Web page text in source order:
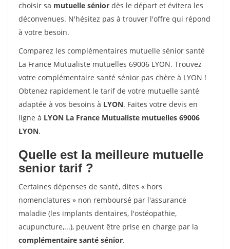
choisir sa mutuelle sénior dès le départ et évitera les
déconvenues. N'hésitez pas à trouver l'offre qui répond
à votre besoin.
Comparez les complémentaires mutuelle sénior santé
La France Mutualiste mutuelles 69006 LYON. Trouvez
votre complémentaire santé sénior pas chère à LYON !
Obtenez rapidement le tarif de votre mutuelle santé
adaptée à vos besoins à LYON. Faites votre devis en
ligne à LYON La France Mutualiste mutuelles 69006
LYON.
Quelle est la meilleure mutuelle
senior tarif ?
Certaines dépenses de santé, dites « hors
nomenclatures » non remboursé par l'assurance
maladie (les implants dentaires, l'ostéopathie,
acupuncture,...), peuvent être prise en charge par la
complémentaire santé sénior.